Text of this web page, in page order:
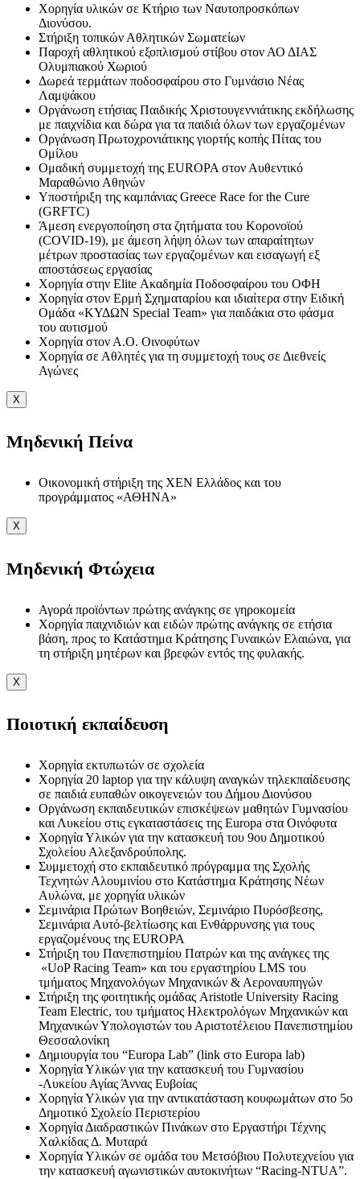
Χορηγία υλικών σε Κτήριο των Ναυτοπροσκόπων
Διονύσου.
Στήριξη τοπικών Αθλητικών Σωματείων
Παροχή αθλητικού εξοπλισμού στίβου στον ΑΟ ΔΙΑΣ
Ολυμπιακού Χωριού
Δωρεά τερμάτων ποδοσφαίρου στο Γυμνάσιο Νέας
Λαμψάκου
Οργάνωση ετήσιας Παιδικής Χριστουγεννιάτικης εκδήλωσης
με παιχνίδια και δώρα για τα παιδιά όλων των εργαζομένων
Οργάνωση Πρωτοχρονιάτικης γιορτής κοπής Πίτας του
Ομίλου
Ομαδική συμμετοχή της EUROPA στον Αυθεντικό
Μαραθώνιο Αθηνών
Υποστήριξη της καμπάνιας Greece Race for the Cure
(GRFTC)
Άμεση ενεργοποίηση στα ζητήματα του Κορονοϊού
(COVID-19), με άμεση λήψη όλων των απαραίτητων
μέτρων προστασίας των εργαζομένων και εισαγωγή εξ
αποστάσεως εργασίας
Χορηγία στην Elite Ακαδημία Ποδοσφαίρου του ΟΦΗ
Χορηγία στον Ερμή Σχηματαρίου και ιδιαίτερα στην Ειδική
Ομάδα «ΚΥΔΩΝ Special Team» για παιδάκια στο φάσμα
του αυτισμού
Χορηγία στον Α.Ο. Οινοφύτων
Χορηγία σε Αθλητές για τη συμμετοχή τους σε Διεθνείς
Αγώνες
X
Μηδενική Πείνα
Οικονομική στήριξη της ΧΕΝ Ελλάδος και του
προγράμματος «ΑΘΗΝΑ»
X
Μηδενική Φτώχεια
Αγορά προϊόντων πρώτης ανάγκης σε γηροκομεία
Χορηγία παιχνιδιών και ειδών πρώτης ανάγκης σε ετήσια
βάση, προς το Κατάστημα Κράτησης Γυναικών Ελαιώνα, για
τη στήριξη μητέρων και βρεφών εντός της φυλακής.
X
Ποιοτική εκπαίδευση
Χορηγία εκτυπωτών σε σχολεία
Χορηγία 20 laptop για την κάλυψη αναγκών τηλεκπαίδευσης
σε παιδιά ευπαθών οικογενειών του Δήμου Διονύσου
Οργάνωση εκπαιδευτικών επισκέψεων μαθητών Γυμνασίου
και Λυκείου στις εγκαταστάσεις της Europa στα Οινόφυτα
Χορηγία Υλικών για την κατασκευή του 9ου Δημοτικού
Σχολείου Αλεξανδρούπολης.
Συμμετοχή στο εκπαιδευτικό πρόγραμμα της Σχολής
Τεχνητών Αλουμινίου στο Κατάστημα Κράτησης Νέων
Αυλώνα, με χορηγία υλικών
Σεμινάρια Πρώτων Βοηθειών, Σεμινάριο Πυρόσβεσης,
Σεμινάρια Αυτό-βελτίωσης και Ενθάρρυνσης για τους
εργαζομένους της EUROPA
Στήριξη του Πανεπιστημίου Πατρών και της ανάγκες της
«UoP Racing Team» και του εργαστηρίου LMS του
τμήματος Μηχανολόγων Μηχανικών & Αεροναυπηγών
Στήριξη της φοιτητικής ομάδας Aristotle University Racing
Team Electric, του τμήματος Ηλεκτρολόγων Μηχανικών και
Μηχανικών Υπολογιστών του Αριστοτέλειου Πανεπιστημίου
Θεσσαλονίκη
Δημιουργία του “Europa Lab” (link στο Europa lab)
Χορηγία Υλικών για την κατασκευή του Γυμνασίου
-Λυκείου Αγίας Άννας Ευβοίας
Χορηγία Υλικών για την αντικατάσταση κουφωμάτων στο 5ο
Δημοτικό Σχολείο Περιστερίου
Χορηγία Διαδραστικών Πινάκων στο Εργαστήρι Τέχνης
Χαλκίδας Δ. Μυταρά
Χορηγία Υλικών σε ομάδα του Μετσόβιου Πολυτεχνείου για
την κατασκευή αγωνιστικών αυτοκινήτων “Racing-NTUA”.